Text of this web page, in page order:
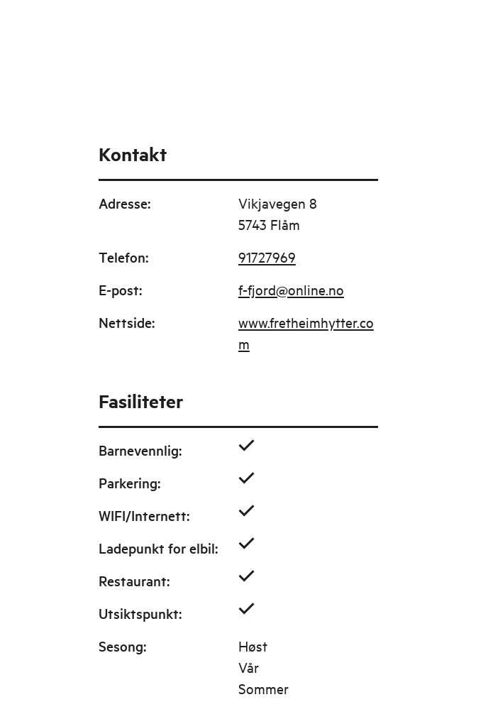
Kontakt
Adresse:
Vikjavegen 8
5743 Flåm
Telefon: 91727969
E-post: f-fjord@online.no
Nettside:
www.fretheimhytter.co
m
Fasiliteter
Barnevennlig:
Parkering:
WIFI/Internett:
Ladepunkt for elbil:
Restaurant:
Utsiktspunkt:
Sesong:
Høst
Vår
Sommer